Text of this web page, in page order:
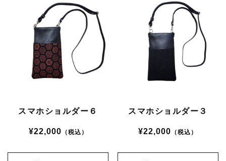
スマホショルダー６
¥22,000 （税込）
スマホショルダー３
¥22,000 （税込）